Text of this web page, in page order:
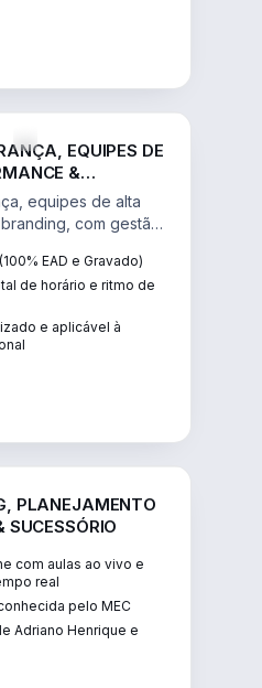
EQUIPES DE
&
equipes de alta
com gestão
EAD e Gravado)
de horário e ritmo de
e aplicável à
PLANEJAMENTO
SUCESSÓRIO
com aulas ao vivo e
real
pelo MEC
Adriano Henrique e